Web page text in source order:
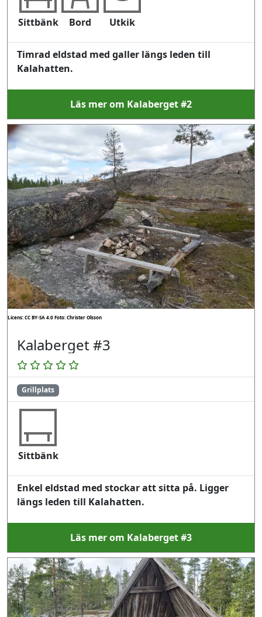
Sittbänk Bord Utkik
Timrad eldstad med galler längs leden till
Kalahatten.
Läs mer om Kalaberget #2
Licens: CC BY-SA 4.0Foto: Christer Olsson
Kalaberget #3
Grillplats
Sittbänk
Enkel eldstad med stockar att sitta på. Ligger
längs leden till Kalahatten.
Läs mer om Kalaberget #3